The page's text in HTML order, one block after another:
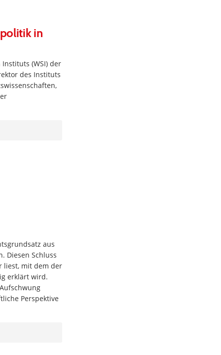
in
(WSI) der
des Instituts
aus
Diesen Schluss
liest, mit dem der
erklärt wird.
Perspektive